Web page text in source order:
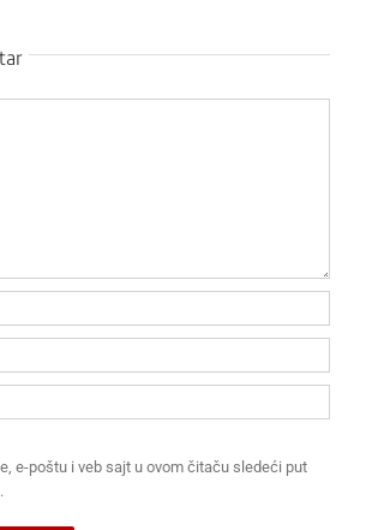
e-poštu i veb sajt u ovom čitaču sledeći put